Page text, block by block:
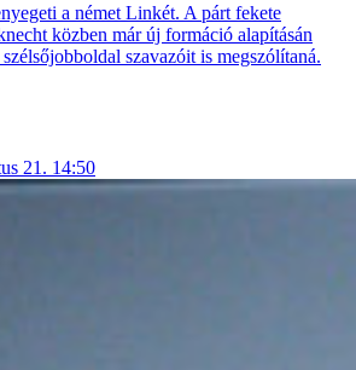
a német Linkét. A párt fekete
közben már új formáció alapításán
szavazóit is megszólítaná.
21. 14:50